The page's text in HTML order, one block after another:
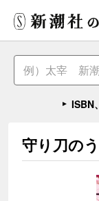
ISBN
守り刀の